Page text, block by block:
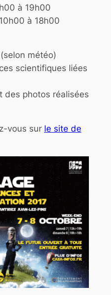
à 19h00
à 18h00
météo)
scientifiques liées
des photos réalisées
vous sur le site de